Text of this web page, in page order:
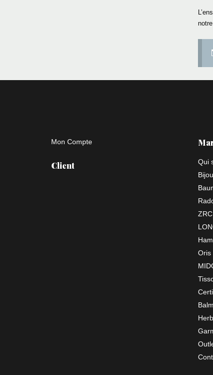
Mon Compte
Client
Qui
ZRC
Oris